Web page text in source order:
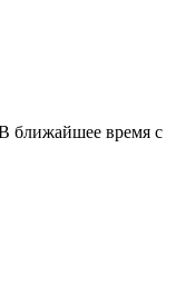
ближайшее время с